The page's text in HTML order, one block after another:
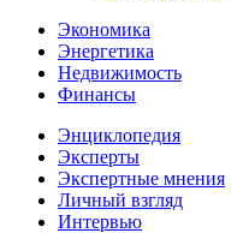
Экономика
Энергетика
Недвижимость
Финансы
Энциклопедия
Эксперты
Экспертные мнения
Личный взгляд
Интервью